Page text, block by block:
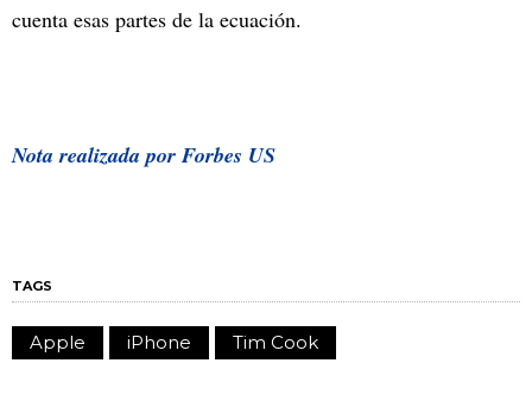
cuenta esas partes de la ecuación.
Nota realizada por Forbes US
TAGS
Apple iPhone Tim Cook